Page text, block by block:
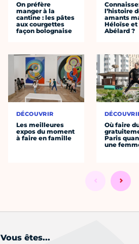
On préfère
manger à la
cantine : les pâtes
aux courgettes
façon bolognaise
DÉCOUVRIR
Les meilleures
expos du moment
à faire en famille
l’histoire
amants
Héloïse et
Abélard ?
Où faire
Paris
une
Vous êtes...